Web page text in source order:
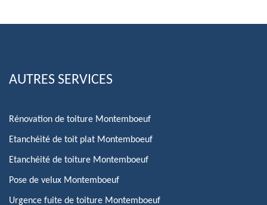
AUTRES SERVICES
Rénovation de toiture Montemboeuf
Etanchéité de toit plat Montemboeuf
Etanchéité de toiture Montemboeuf
Pose de velux Montemboeuf
Urgence fuite de toiture Montemboeuf